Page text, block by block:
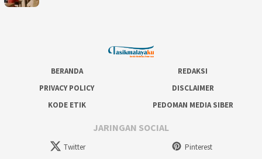
BERANDA
REDAKSI
PRIVACY POLICY
DISCLAIMER
KODE ETIK
PEDOMAN MEDIA SIBER
JARINGAN SOCIAL
Twitter Pinterest